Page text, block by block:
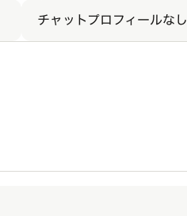
チャットプロフィールなし